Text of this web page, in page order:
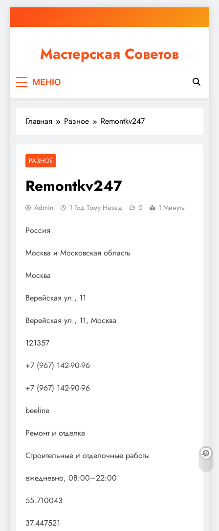
к
Мастерская Советов
ремонт или крупное строительство, в Мастерской
МЕНЮ
Главная Разное Remontkv247
РАЗНОЕ
Remontkv247
Admin 1 Год Тому Назад 0 1 Минуты
Россия
Москва и Московская область
Москва
Верейская ул., 11
Верейская ул., 11, Москва
121357
+7 (967) 142-90-96
+7 (967) 142-90-96
beeline
Ремонт и отделка
Строительные и отделочные работы
ежедневно, 08:00–22:00
55.710043
37.447521